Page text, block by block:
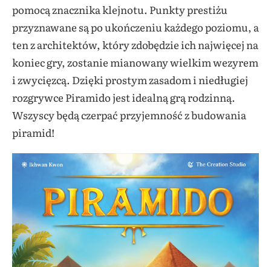
pomocą znacznika klejnotu. Punkty prestiżu
przyznawane są po ukończeniu każdego poziomu, a
ten z architektów, który zdobędzie ich najwięcej na
koniec gry, zostanie mianowany wielkim wezyrem
i zwycięzcą. Dzięki prostym zasadom i niedługiej
rozgrywce Piramido jest idealną grą rodzinną.
Wszyscy będą czerpać przyjemność z budowania
piramid!